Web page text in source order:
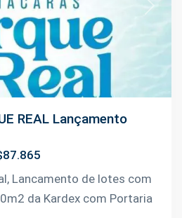
Next
REAL Lançamento
Lancamento de lotes com
da Kardex com Portaria